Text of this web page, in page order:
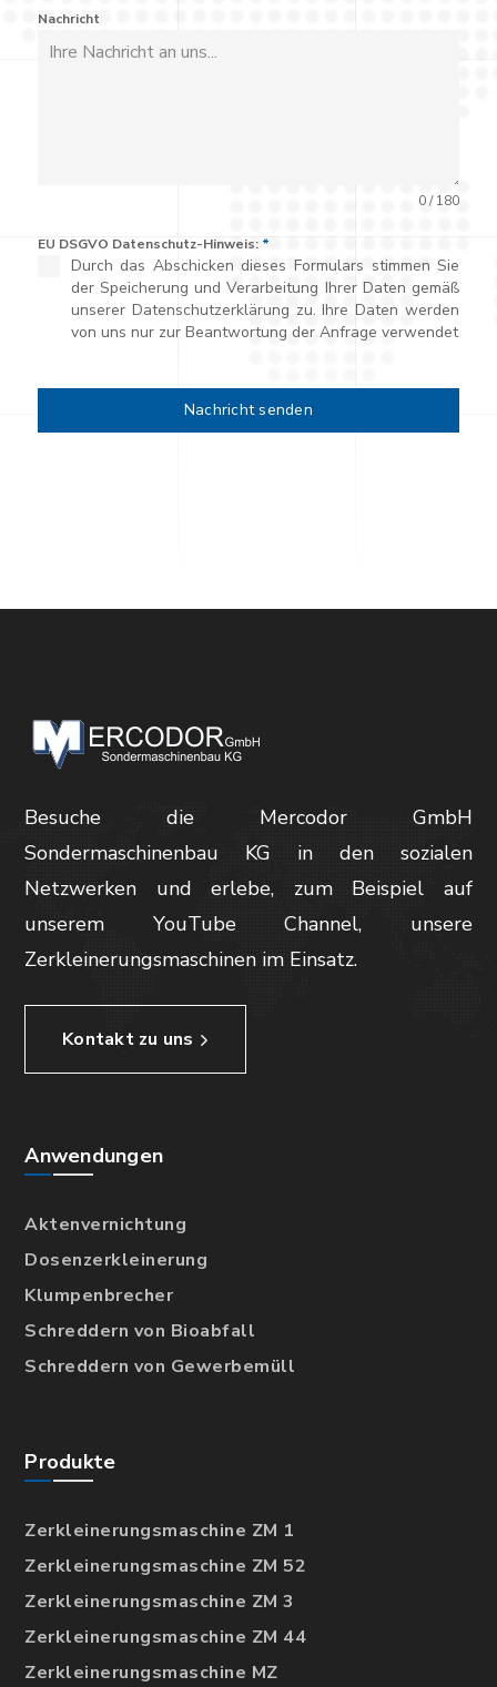
Nachricht
0 / 180
EU DSGVO Datenschutz-Hinweis: *
Durch das Abschicken dieses Formulars stimmen Sie
der Speicherung und Verarbeitung Ihrer Daten gemäß
unserer Datenschutzerklärung zu. Ihre Daten werden
von uns nur zur Beantwortung der Anfrage verwendet
Nachricht senden
Besuche die Mercodor GmbH
Sondermaschinenbau KG in den sozialen
Netzwerken und erlebe, zum Beispiel auf
unserem YouTube Channel, unsere
Zerkleinerungsmaschinen im Einsatz.
Kontakt zu uns
Anwendungen
Aktenvernichtung
Dosenzerkleinerung
Klumpenbrecher
Schreddern von Bioabfall
Schreddern von Gewerbemüll
Produkte
Zerkleinerungsmaschine ZM 1
Zerkleinerungsmaschine ZM 52
Zerkleinerungsmaschine ZM 3
Zerkleinerungsmaschine ZM 44
Zerkleinerungsmaschine MZ